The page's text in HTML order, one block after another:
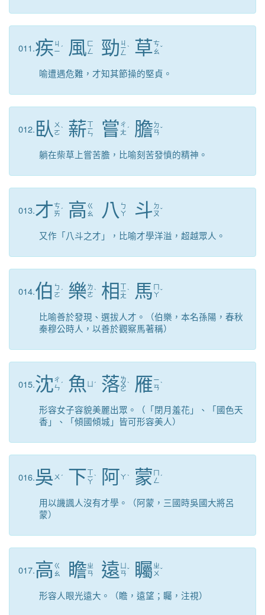
011.疾 ㄐ
ㄧ ˊ 風 ㄈ
ㄥ
勁 ㄐ
ㄧ
ㄥ
ˋ 草ㄘ
ㄠˇ
喻遭遇危難，才知其節操的堅貞。
012. 臥 ㄨ
ㄛˋ 薪ㄒ
ㄧ
ㄣ 嘗 ㄔ
ㄤ ˊ 膽 ㄉ
ㄢˇ
躺在柴草上嘗苦膽，比喻刻苦發憤的精神。
013.才ㄘ
ㄞ ˊ 高 ㄍ
ㄠ
八 ㄅ
ㄚ
斗 ㄉ
ㄡˇ
又作「八斗之才」，比喻才學洋溢，超越眾人。
014.伯 ㄅ
ㄛ ˊ 樂ㄌ
ㄜˋ 相 ㄒ
ㄧ
ㄤ
ˋ 馬 ㄇ
ㄚˇ
比喻善於發現、選拔人才。（伯樂，本名孫陽，春秋
秦穆公時人，以善於觀察馬著稱）
015.沈ㄔ
ㄣ ˊ 魚 ˊ 落ㄌ
ㄨ
ㄛ
ˋ 雁ㄧ
ㄢˋ
形容女子容貌美麗出眾。（「閉月羞花」、「國色天
香」、「傾國傾城」皆可形容美人）
016.吳 ㄨ ˊ 下ㄒ
ㄧ
ㄚ
ˋ 阿ㄚˋ 蒙 ㄇ
ㄥ ˊ
用以譏諷人沒有才學。（阿蒙，三國時吳國大將呂
蒙）
017.高 ㄍ
ㄠ
瞻ㄓ
ㄢ
遠 ㄢˇ 矚 ㄓ
ㄨ ˇ
形容人眼光遠大。（瞻，遠望；矚，注視）